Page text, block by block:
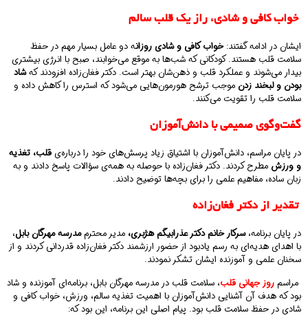
خواب کافی و شادی، راز یک قلب سالم
ایشان در ادامه گفتند:خواب کافی و شادی روزانه دو عامل بسیار مهم در حفظ
سلامت قلب هستند. کودکانی که شب‌ها به موقع می‌خوابند، صبح با انرژی بیشتری
بیدار می‌شوند و عملکرد قلب و ذهن‌شان بهتر است. دکتر فغان‌زاده افزودند کهشاد
بودن و لبخند زدنموجب ترشح هورمون‌هایی می‌شود که استرس را کاهش داده و
سلامت قلب را تقویت می‌کنند.
گفت‌وگوی صمیمی با دانش‌آموزان
در پایان مراسم، دانش‌آموزان با اشتیاق زیاد پرسش‌های خود را درباره‌یقلب، تغذیه
و ورزشمطرح کردند. دکتر فغان‌زاده با حوصله به همه‌ی سؤالات پاسخ دادند و به
زبان ساده، مفاهیم علمی را برای بچه‌ها توضیح دادند.
تقدیر از دکتر فغان‌زاده
در پایان برنامه،سرکار خانم دکتر عذرابیگم هژبری، مدیر محترممدرسه مهرگان بابل،
با اهدای هدیه‌ای به رسم یادبود از حضور ارزشمند دکتر فغان‌زاده قدردانی کردند و از
سخنان علمی و آموزنده ایشان تشکر نمودند.
مراسمروز جهانی قلب، سلامت قلب در مدرسه مهرگان بابل، برنامه‌ای آموزنده و شاد
بود که هدف آن آشنایی دانش‌آموزان با اهمیت تغذیه سالم، ورزش، خواب کافی و
شادی در حفظ سلامت قلب بود. پیام اصلی این برنامه، این بود که: